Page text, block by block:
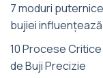
7 moduri
bujiei
10 Procese
de Buji Precizie